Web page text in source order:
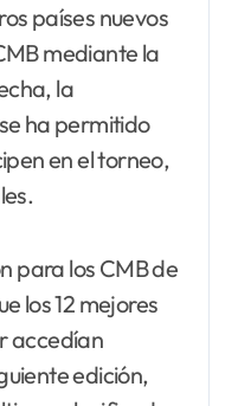
países nuevos
mediante la
la
ha permitido
en el torneo,
para los CMB de
los 12 mejores
accedían
edición,